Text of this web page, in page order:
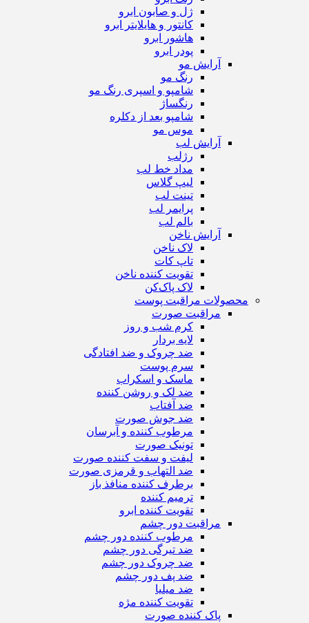
ژل و صابون ابرو
کانتور و هایلایتر ابرو
هاشور ابرو
پودر ابرو
آرایش مو
رنگ مو
شامپو و اسپری رنگ مو
رنگساژ
شامپو بعد از دکلره
موس مو
آرایش لب
رژ‌لب
مداد خط لب
لیپ گلاس
تینت لب
پرایمر لب
بالم لب
آرایش ناخن
لاک ناخن
تاپ‌ کات
تقویت کننده ناخن
لاک پاک‌کن
محصولات مراقبت پوست
مراقبت صورت
کرم شب و روز
لایه بردار
ضد چروک و ضد افتادگی
سرم پوست
ماسک و اسکراب
ضد لک و روشن کننده
ضد آفتاب
ضد جوش صورت
مرطوب کننده و آبرسان
تونیک صورت
لیفت و سفت کننده صورت
ضد التهاب و قرمزی صورت
برطرف کننده منافذ باز
ترمیم کننده
تقویت کننده ابرو
مراقبت دور چشم
مرطوب کننده دور چشم
ضد تیرگی دور چشم
ضد چروک دور چشم
ضد پف دور چشم
ضد میلیا
تقویت کننده مژه
پاک کننده صورت